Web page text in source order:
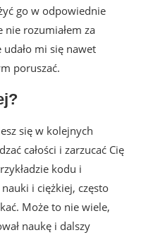
go w odpowiednie
rozumiałem za
mi się nawet
poruszać.
się w kolejnych
całości i zarzucać Cię
kodu i
i ciężkiej, często
Może to nie wiele,
naukę i dalszy